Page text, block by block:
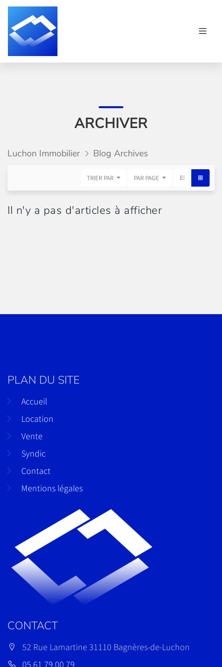
ARCHIVER
Luchon Immobilier Blog Archives
TRIER PAR PAR PAGE
Il n'y a pas d'articles à afficher
PLAN DU SITE
Accueil
Location
Vente
Syndic
Contact
Mentions légales
CONTACT
52 Rue Lamartine 31110 Bagnères-de-Luchon
05 61 79 00 79